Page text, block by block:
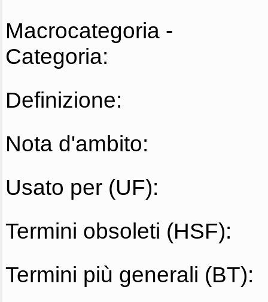
Macrocategoria -
Categoria:
Definizione:
Nota d'ambito:
Usato per (UF):
Termini obsoleti (HSF):
Termini più generali (BT):